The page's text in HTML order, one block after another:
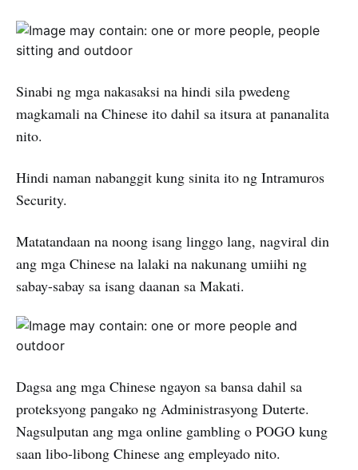
Sinabi ng mga nakasaksi na hindi sila pwedeng
magkamali na Chinese ito dahil sa itsura at pananalita
nito.
Hindi naman nabanggit kung sinita ito ng Intramuros
Security.
Matatandaan na noong isang linggo lang, nagviral din
ang mga Chinese na lalaki na nakunang umiihi ng
sabay-sabay sa isang daanan sa Makati.
Dagsa ang mga Chinese ngayon sa bansa dahil sa
proteksyong pangako ng Administrasyong Duterte.
Nagsulputan ang mga online gambling o POGO kung
saan libo-libong Chinese ang empleyado nito.